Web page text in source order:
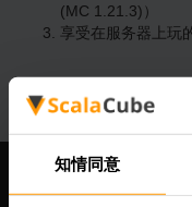
知情同意
(MC 1.21.3)）
享受在服务器上玩
我们公司